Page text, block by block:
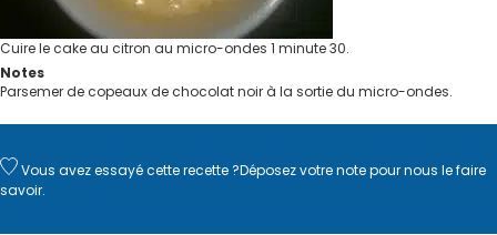
Cuire le cake au citron au micro-ondes 1 minute 30.
Notes
Parsemer de copeaux de chocolat noir à la sortie du micro-ondes.
Vous avez essayé cette recette ?Déposez votre notepour nous le faire
savoir.